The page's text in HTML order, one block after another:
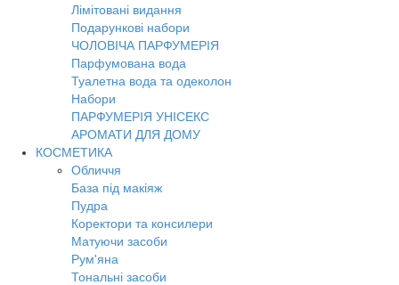
Лімітовані видання
Подарункові набори
ЧОЛОВІЧА ПАРФУМЕРІЯ
Парфумована вода
Туалетна вода та одеколон
Набори
ПАРФУМЕРІЯ УНІСЕКС
АРОМАТИ ДЛЯ ДОМУ
КОСМЕТИКА
Обличчя
База під макіяж
Пудра
Коректори та консилери
Матуючи засоби
Рум'яна
Тональні засоби